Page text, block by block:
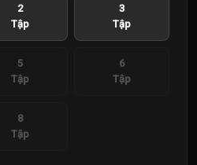
2
Tập
3
Tập
5
Tập
6
Tập
8
Tập